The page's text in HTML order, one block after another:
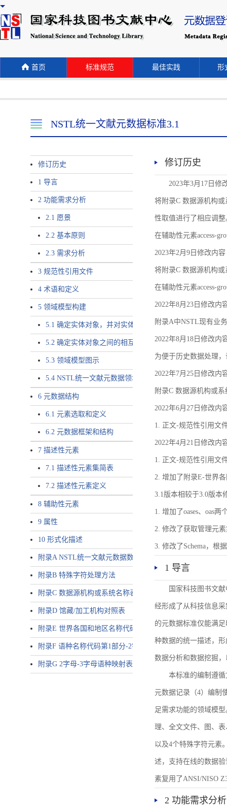
首页 标准规范 最佳实践 形
NSTL统一文献元数据标准3.1
修订历史
1 导言
2 功能需求分析
2.1 愿景
2.2 基本原则
2.3 需求分析
3 规范性引用文件
4 术语和定义
5 领域模型构建
5.1 确定实体对象，并对实体对象命名
5.2 确定实体对象之间的相互关系，定义实体对象之间的
5.3 领域模型图示
5.4 NSTL统一文献元数据领域模型的验证
6 元数据结构
6.1 元素选取和定义
6.2 元数据框架和结构
7 描述性元素
7.1 描述性元素集简表
7.2 描述性元素定义
8 辅助性元素
9 属性
10 形式化描述
附录A NSTL统一文献元数据数据唯一标识符规则
附录B 特殊字符处理方法
附录C 数据源机构或系统名称表
附录D 馆藏/加工机构对照表
附录E 世界各国和地区名称代码-2字母代码（GB/T 2659-
附录F 语种名称代码第1部分-2字母代码（GB/T 4880.1-2005
附录G 2字母-3字母语种映射表
修订历史
2023年3月17日修
将附录C 数据源机构或
性取值进行了相应调整
在辅助性元素access-
2023年2月9日修改内容
将附录C 数据源机构或
在辅助性元素access-
2022年8月23日修改内
附录A中NSTL现有业
2022年8月18日修改内
为便于历史数据处理
2022年7月25日修改内
附录C 数据源机构或
2022年6月27日修改内
1. 正文-规范性引用文
2022年4月21日修改内
1. 正文-规范性引用文
2. 增加了附录E-世界
3.1版本相较于3.0版本
1. 增加了oases、oas
2. 修改了获取管理元
3. 修改了Schema，根
1 导言
国家科技图书文
经形成了从科技信息
的元数据标准仅能满
种数据的统一描述，
数据分析和数据挖掘
本标准的编制遵
元数据记录（4）编制
足需求功能的领域模
理、全文文件、图、
以及4个特殊字符元素
述，支持在线的数据
素复用了ANSI/NISO
2 功能需求分析